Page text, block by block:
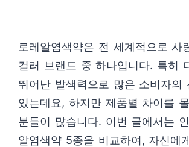
로레알염색약은 전 세계적으로 사
컬러 브랜드 중 하나입니다. 특히
뛰어난 발색력으로 많은 소비자의
있는데요, 하지만 제품별 차이를
분들이 많습니다. 이번 글에서는
알염색약 5종을 비교하여, 자신에